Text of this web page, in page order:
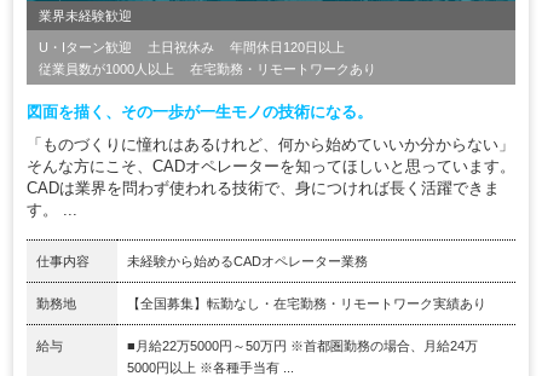
業界未経験歓迎
U・Iターン歓迎 土日祝休み
年間休日120日以上
従業員数が1000人以上
在宅勤務・リモートワークあり
図面を描く、その一歩が一生モノの技術になる。
「ものづくりに憧れはあるけれど、何から始めていいか分からない」
そんな方にこそ、CADオペレーターを知ってほしいと思っています。
CADは業界を問わず使われる技術で、身につければ長く活躍できま
す。 ...
仕事内容 未経験から始めるCADオペレーター業務
勤務地 【全国募集】転勤なし・在宅勤務・リモートワーク実績あり
給与
■月給22万5000円～50万円 ※首都圏勤務の場合、月給24万
5000円以上 ※各種手当有 ...